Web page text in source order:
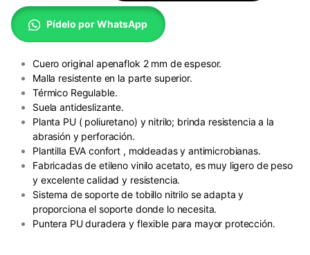
Cuero original apenaflok 2 mm de espesor.
Malla resistente en la parte superior.
Térmico Regulable.
Suela antideslizante.
Planta PU ( poliuretano) y nitrilo; brinda resistencia a la
abrasión y perforación.
Plantilla EVA confort , moldeadas y antimicrobianas.
Fabricadas de etileno vinilo acetato, es muy ligero de peso
y excelente calidad y resistencia.
Sistema de soporte de tobillo nitrilo se adapta y
proporciona el soporte donde lo necesita.
Puntera PU duradera y flexible para mayor protección.
Pídelo por WhatsApp